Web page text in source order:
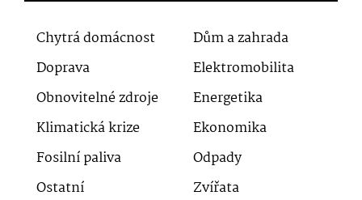
Chytrá domácnost
Dům a zahrada
Doprava
Elektromobilita
Obnovitelné zdroje
Energetika
Klimatická krize
Ekonomika
Fosilní paliva
Odpady
Ostatní
Zvířata